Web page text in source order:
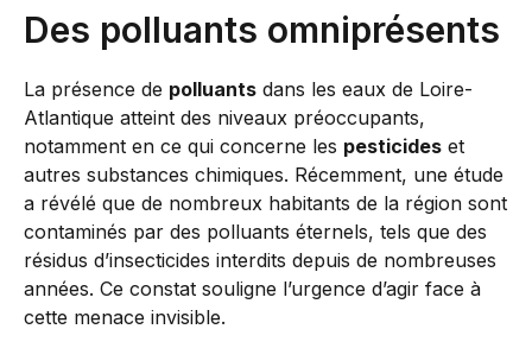
Des polluants omniprésents
La présence de polluants dans les eaux de Loire-
Atlantique atteint des niveaux préoccupants,
notamment en ce qui concerne les pesticides et
autres substances chimiques. Récemment, une étude
a révélé que de nombreux habitants de la région sont
contaminés par des polluants éternels, tels que des
résidus d’insecticides interdits depuis de nombreuses
années. Ce constat souligne l’urgence d’agir face à
cette menace invisible.